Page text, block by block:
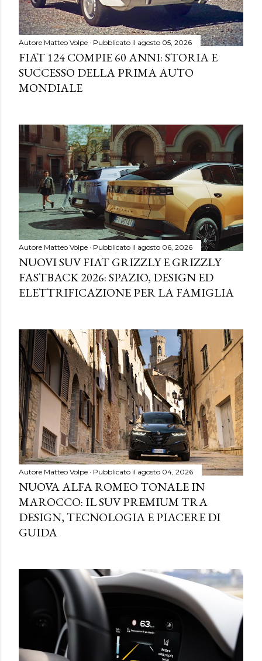
Autore Matteo Volpe Pubblicato il agosto 05, 2026
FIAT 124 COMPIE 60 ANNI: STORIA E
SUCCESSO DELLA PRIMA AUTO
MONDIALE
Autore Matteo Volpe Pubblicato il agosto 06, 2026
NUOVI SUV FIAT GRIZZLY E GRIZZLY
FASTBACK 2026: SPAZIO, DESIGN ED
ELETTRIFICAZIONE PER LA FAMIGLIA
Autore Matteo Volpe Pubblicato il agosto 04, 2026
NUOVA ALFA ROMEO TONALE IN
MAROCCO: IL SUV PREMIUM TRA
DESIGN, TECNOLOGIA E PIACERE DI
GUIDA